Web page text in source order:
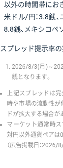
以外の時間帯にお
米ドル/円：3.8銭、
8.8銭、メキシコペ
スプレッド提示率
2026/8/3(月)～
銭となります。
上記スプレッドは完
時や市場の流動性が
ドが拡大する場合が
マーケット通常時ス
対円以外通貨ペアは
（広告掲載日：2026/8/